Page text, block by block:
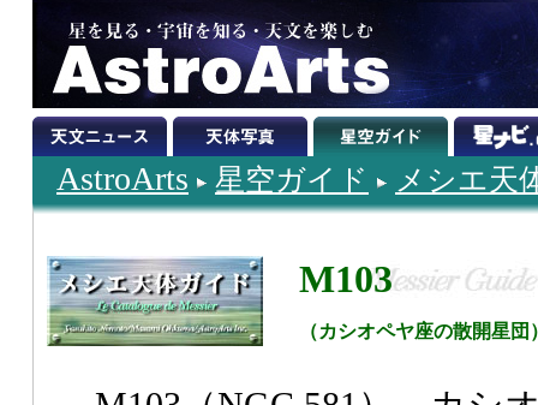
AstroArts 星空ガイド メシエ天
M103
（カシオペヤ座の散開星団